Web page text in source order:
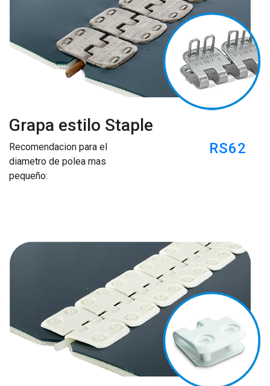
Grapa estilo Staple
Recomendacion para el
diametro de polea mas
pequeño:
RS62